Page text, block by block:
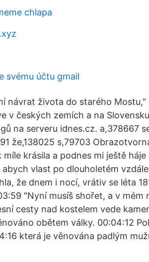
chlapa
svému účtu gmail
návrat života do starého Mostu,"
v českých zemích a na
na serveru idnes.cz. a,378667
že,138025 s,79703
krásila a podnes mi ještě
vlast po dlouholetém
že dnem i nocí, vrátiv se léta
"Nyní musíš shořet, a v mém
cesty nad kostelem vede
obětem války. 00:04:12
která je věnována padlým